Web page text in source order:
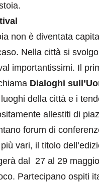
non è diventata
Nella città si
importantissimi. Il
Dialoghi
della città e i
allestiti di
forum di
vari, il titolo
dal 27 al 29
Partecipano ospiti